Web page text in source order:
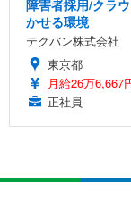
障害者採用/クラ
かせる環境
テクバン株式会社
東京都
月給26万6,667
正社員